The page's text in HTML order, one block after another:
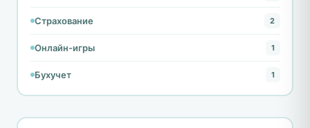
Страхование 2
Онлайн-игры 1
Бухучет 1